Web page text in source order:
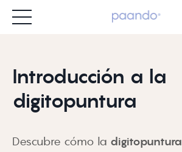
Introducción a la
digitopuntura
Descubre cómo la digitopuntura